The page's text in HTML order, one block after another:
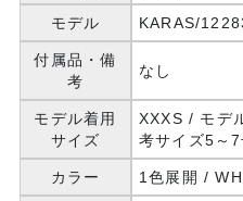
モデル KARAS/
付属品・備
考
なし
モデル着用
サイズ
XXXS / モデ
考サイズ5～
カラー 1色展開 /